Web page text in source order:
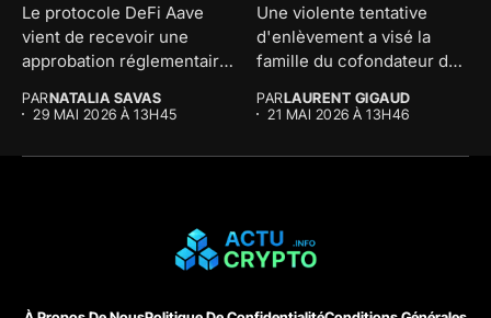
Le protocole DeFi Aave
vient de recevoir une
approbation réglementaire
PARNATALIA SAVAS
29 MAI 2026 À 13H45
Une violente tentative
d'enlèvement a visé la
famille du cofondateur de
PARLAURENT GIGAUD
21 MAI 2026 À 13H46